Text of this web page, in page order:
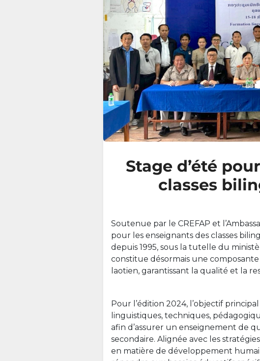
Stage d’été
classes
Soutenue par le CREFAP et
pour les enseignants des classes
depuis 1995, sous la tutelle du
constitue désormais une
laotien, garantissant la qualité et la
Pour l’édition 2024, l’objectif
linguistiques, techniques,
afin d’assurer un enseignement de
secondaire. Alignée avec les
en matière de développement